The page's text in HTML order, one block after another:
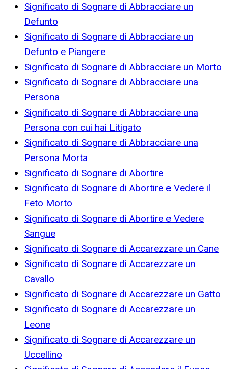
Significato di Sognare di Abbracciare un
Defunto
Significato di Sognare di Abbracciare un
Defunto e Piangere
Significato di Sognare di Abbracciare un Morto
Significato di Sognare di Abbracciare una
Persona
Significato di Sognare di Abbracciare una
Persona con cui hai Litigato
Significato di Sognare di Abbracciare una
Persona Morta
Significato di Sognare di Abortire
Significato di Sognare di Abortire e Vedere il
Feto Morto
Significato di Sognare di Abortire e Vedere
Sangue
Significato di Sognare di Accarezzare un Cane
Significato di Sognare di Accarezzare un
Cavallo
Significato di Sognare di Accarezzare un Gatto
Significato di Sognare di Accarezzare un
Leone
Significato di Sognare di Accarezzare un
Uccellino